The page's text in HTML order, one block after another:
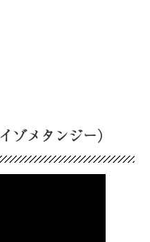
ゾメタンジー）